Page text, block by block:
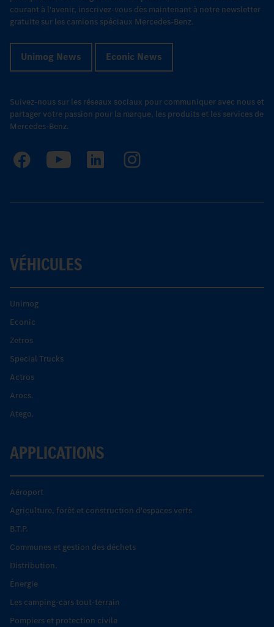
courant à l'avenir, inscrivez-vous dès maintenant à notre newsletter
gratuite sur les camions spéciaux Mercedes-Benz.
Unimog News Econic News
Suivez-nous sur les réseaux sociaux pour communiquer avec nous et
partager votre passion pour la marque, les produits et les services de
Mercedes-Benz.
VÉHICULES
Unimog
Econic
Zetros
Special Trucks
Actros
Arocs.
Atego.
APPLICATIONS
Aéroport
Agriculture, forêt et construction d'espaces verts
B.T.P.
Communes et gestion des déchets
Distribution.
Énergie
Les camping-cars tout-terrain
Pompiers et protection civile